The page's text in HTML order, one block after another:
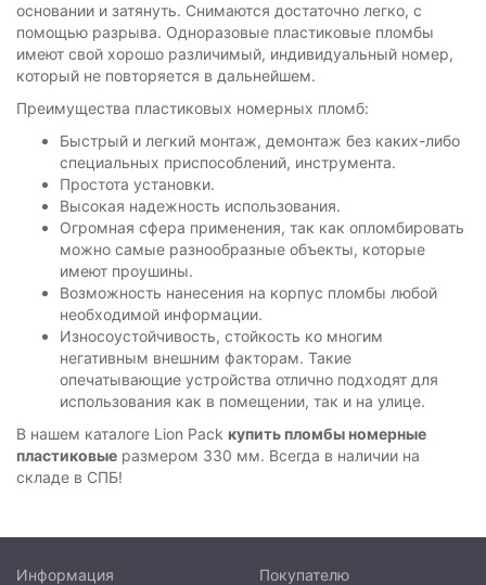
основании и затянуть. Снимаются достаточно легко, с
помощью разрыва. Одноразовые пластиковые пломбы
имеют свой хорошо различимый, индивидуальный номер,
который не повторяется в дальнейшем.
Преимущества пластиковых номерных пломб:
Быстрый и легкий монтаж, демонтаж без каких-либо
специальных приспособлений, инструмента.
Простота установки.
Высокая надежность использования.
Огромная сфера применения, так как опломбировать
можно самые разнообразные объекты, которые
имеют проушины.
Возможность нанесения на корпус пломбы любой
необходимой информации.
Износоустойчивость, стойкость ко многим
негативным внешним факторам. Такие
опечатывающие устройства отлично подходят для
использования как в помещении, так и на улице.
В нашем каталоге Lion Pack купить пломбы номерные
пластиковые размером 330 мм. Всегда в наличии на
складе в СПБ!
Информация
Покупателю